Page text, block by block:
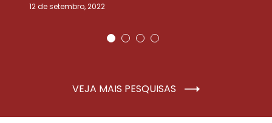
12 de setembro, 2022
VEJA MAIS PESQUISAS